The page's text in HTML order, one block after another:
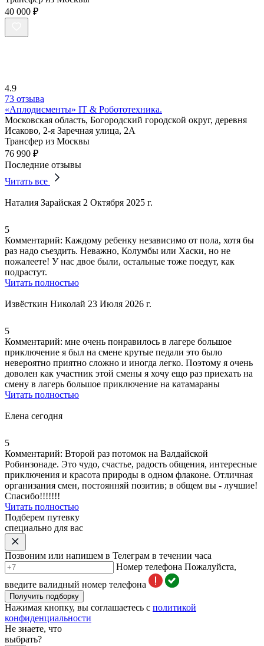
40 000 ₽
4.9
73 отзыва
«Аплодисменты» IT & Робототехника.
Московская область, Богородский городской округ, деревня
Исаково, 2-я Заречная улица, 2А
Трансфер из Москвы
76 990 ₽
Последние отзывы
Читать все
Наталия Зарайская 2 Октября 2025 г.
5
Комментарий: Каждому ребенку независимо от пола, хотя бы
раз надо съездить. Неважно, Колумбы или Хаски, но не
пожалеете! У нас двое были, остальные тоже поедут, как
подрастут.
Читать полностью
Извёсткин Николай 23 Июля 2026 г.
5
Комментарий: мне очень понравилось в лагере большое
приключение я был на смене крутые педали это было
невероятно приятно сложно и иногда легко. Поэтому я очень
доволен как участник этой смены я хочу ещо раз приехать на
смену в лагерь большое приключение на катамараны
Читать полностью
Елена сегодня
5
Комментарий: Второй раз потомок на Валдайской
Робинзонаде. Это чудо, счастье, радость общения, интересные
приключения и красота природы в одном флаконе. Отличная
организания смен, постоянняй позитив; в общем вы - лучшие!
Спасибо!!!!!!!
Читать полностью
Подберем путевку
специально для вас
Позвоним или напишем в Телеграм в течении часа
Номер телефона Пожалуйста,
введите валидный номер телефона
Получить подборку
Нажимая кнопку, вы соглашаетесь с политикой
конфиденциальности
Не знаете, что
выбрать?